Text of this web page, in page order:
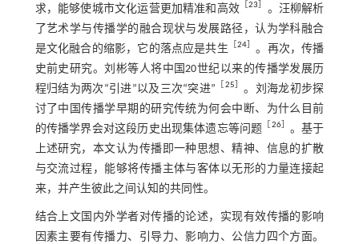
求，能够使城市文化运营更加精准和高效 ［23］ 。汪柳解析
了艺术学与传播学的融合现状与发展路径，认为学科融合
是文化融合的缩影，它的落点应是共生 ［24］ 。再次，传播
史前史研究。刘彬等人将中国20世纪以来的传播学发展历
程归结为两次“引进”以及三次“突进”
［25］ 。刘海龙初步探
讨了中国传播学早期的研究传统为何会中断、为什么目前
的传播学界会对这段历史出现集体遗忘等问题 ［26］ 。基于
上述研究，本文认为传播即一种思想、精神、信息的扩散
与交流过程，能够将传播主体与客体以无形的力量连接起
来，并产生彼此之间认知的共同性。
结合上文国内外学者对传播的论述，实现有效传播的影响
因素主要有传播力、引导力、影响力、公信力四个方面。